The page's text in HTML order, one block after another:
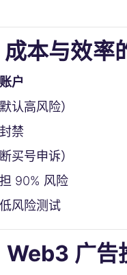
本与效率
户
认高风险）
禁
买号申诉）
90% 风险
风险测试
广告